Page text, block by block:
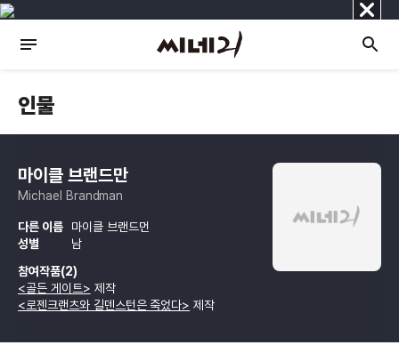
닫
기
인물
마이클 브랜드만
Michael Brandman
다른 이름
마이클 브랜드먼
성별
남
참여작품(2)
<골든 게이트> 제작
<로젠크랜츠와 길덴스턴은 죽었다> 제작